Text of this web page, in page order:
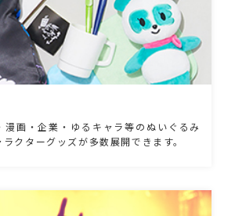
漫画・企業・ゆるキャラ等のぬいぐるみ
クターグッズが多数展開できます。